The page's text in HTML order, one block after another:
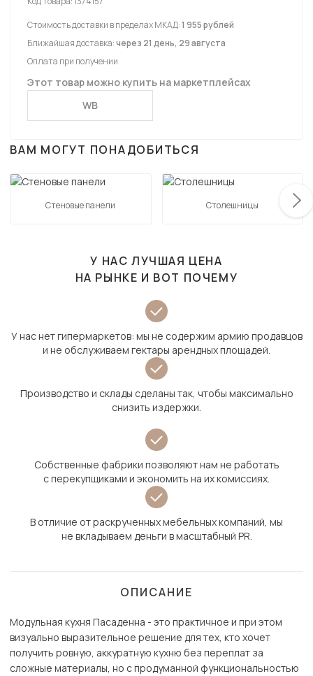
Стоимость доставки в пределах МКАД:1 955 рублей
Ближайшая доставка:через 21 день, 29 августа
Оплата при получении
Этот товар можно купить на маркетплейсах
WB
ВАМ МОГУТ ПОНАДОБИТЬСЯ
Стеновые панели Столешницы
У НАС ЛУЧШАЯ ЦЕНА
НА РЫНКЕ И ВОТ ПОЧЕМУ
У нас нет гипермаркетов: мы не содержим армию продавцов
и не обслуживаем гектары арендных площадей.
Производство и склады сделаны так, чтобы максимально
снизить издержки.
Собственные фабрики позволяют нам не работать
с перекупщиками и экономить на их комиссиях.
В отличие от раскрученных мебельных компаний, мы
не вкладываем деньги в масштабный PR.
ОПИСАНИЕ
Модульная кухня Пасаденна - это практичное и при этом
визуально выразительное решение для тех, кто хочет
получить ровную, аккуратную кухню без переплат за
сложные материалы, но с продуманной функциональностью